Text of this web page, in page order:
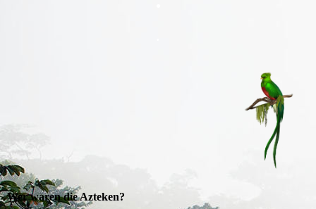
Wer waren die Azteken?